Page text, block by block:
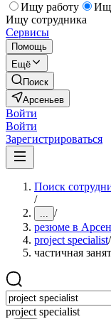
Ищу работу
Ищу сотрудника
Сервисы
Помощь
Ещё
Поиск
Арсеньев
Войти
Войти
Зарегистрироваться
Поиск
/
... /
резюме в
project specialist/
частичная
project specialist